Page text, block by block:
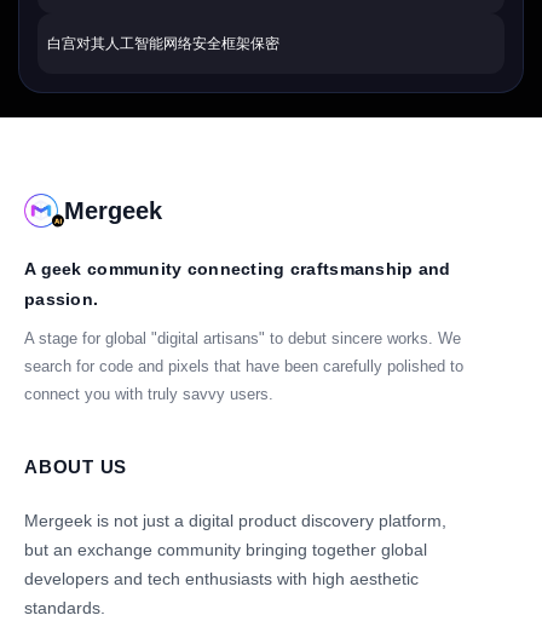
白宫对其人工智能网络安全框架保密
Mergeek
A geek community connecting craftsmanship and
passion.
A stage for global "digital artisans" to debut sincere works. We
search for code and pixels that have been carefully polished to
connect you with truly savvy users.
ABOUT US
Mergeek is not just a digital product discovery platform,
but an exchange community bringing together global
developers and tech enthusiasts with high aesthetic
standards.